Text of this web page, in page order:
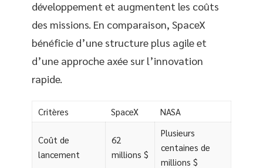
développement et augmentent les coûts
des missions. En comparaison, SpaceX
bénéficie d’une structure plus agile et
d’une approche axée sur l’innovation
rapide.
Critères SpaceX NASA
Coût de
lancement
62
millions $
Plusieurs
centaines de
millions $